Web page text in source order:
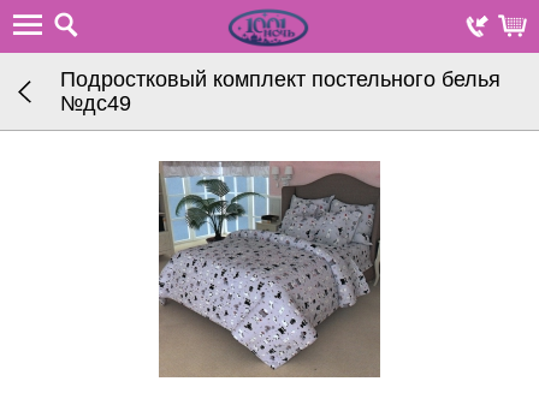
Подростковый комплект постельного белья
№дc49